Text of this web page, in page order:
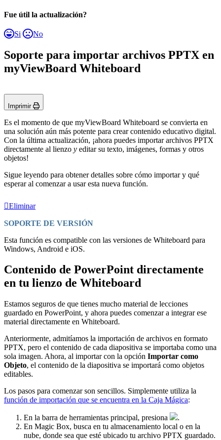
Fue útil la actualización?
Si No
Soporte para importar archivos PPTX en
myViewBoard Whiteboard
Imprimir
Es el momento de que myViewBoard Whiteboard se convierta en
una solución aún más potente para crear contenido educativo digital.
Con la última actualización, ¡ahora puedes importar archivos PPTX
directamente al lienzo y editar su texto, imágenes, formas y otros
objetos!
Sigue leyendo para obtener detalles sobre cómo importar y qué
esperar al comenzar a usar esta nueva función.
Eliminar
SOPORTE DE VERSIÓN
Esta función es compatible con las versiones de Whiteboard para
Windows, Android e iOS.
Contenido de PowerPoint directamente
en tu lienzo de Whiteboard
Estamos seguros de que tienes mucho material de lecciones
guardado en PowerPoint, y ahora puedes comenzar a integrar ese
material directamente en Whiteboard.
Anteriormente, admitíamos la importación de archivos en formato
PPTX, pero el contenido de cada diapositiva se importaba como una
sola imagen. Ahora, al importar con la opción Importar como
Objeto, el contenido de la diapositiva se importará como objetos
editables.
Los pasos para comenzar son sencillos. Simplemente utiliza la
función de importación que se encuentra en la Caja Mágica:
En la barra de herramientas principal, presiona
.
En Magic Box, busca en tu almacenamiento local o en la
nube, donde sea que esté ubicado tu archivo PPTX guardado.